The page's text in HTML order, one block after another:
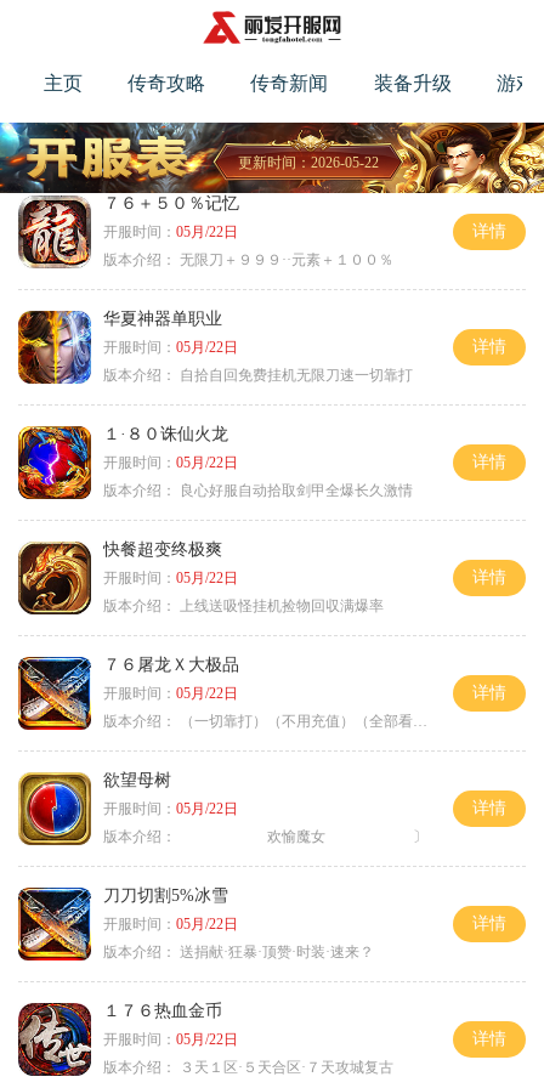
主页 传奇攻略 传奇新闻 装备升级 游戏
更新时间：2026-05-22
７６＋５０％记忆
开服时间： 05月/22日
版本介绍： 无限刀＋９９９··元素＋１００％
详情
华夏神器单职业
开服时间： 05月/22日
版本介绍：
自拾自回免费挂机无限刀速一切靠打
详情
１·８０诛仙火龙
开服时间： 05月/22日
版本介绍：
良心好服自动拾取剑甲全爆长久激情
详情
快餐超变终极爽
开服时间： 05月/22日
版本介绍：
上线送吸怪挂机捡物回収满爆率
详情
７６屠龙Ｘ大极品
开服时间： 05月/22日
版本介绍：
（一切靠打）（不用充值）（全部看脸）
详情
欲望母树
开服时间： 05月/22日
版本介绍：
欢愉魔女 〕
详情
刀刀切割5%冰雪
开服时间： 05月/22日
版本介绍： 送捐献·狂暴·顶赞·时装·速来？
详情
１７６热血金币
开服时间： 05月/22日
版本介绍：
３天１区·５天合区·７天攻城复古
详情